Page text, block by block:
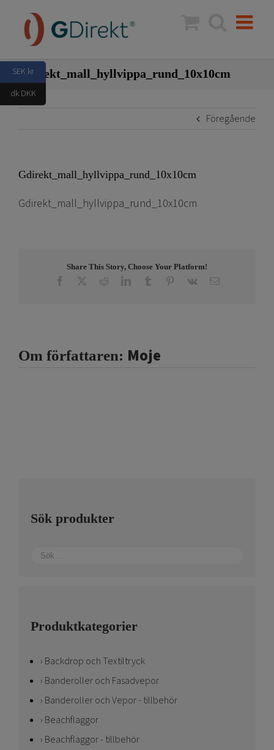
innehållet
Gdirekt_mall_hyllvippa_rund_10x10cm
Föregående
Gdirekt_mall_hyllvippa_rund_10x10cm
Gdirekt_mall_hyllvippa_rund_10x10cm
Share This Story, Choose Your Platform!
Facebook RedditLinkedInTumblr Pinterest
Vk E-
Om författaren: Moje
Sök produkter
Produktkategorier
Backdrop och Textiltryck
Banderoller och Fasadvepor
Banderoller och Vepor - tillbehör
Beachflaggor
Beachflaggor - tillbehör
SEK kr
dk DKK